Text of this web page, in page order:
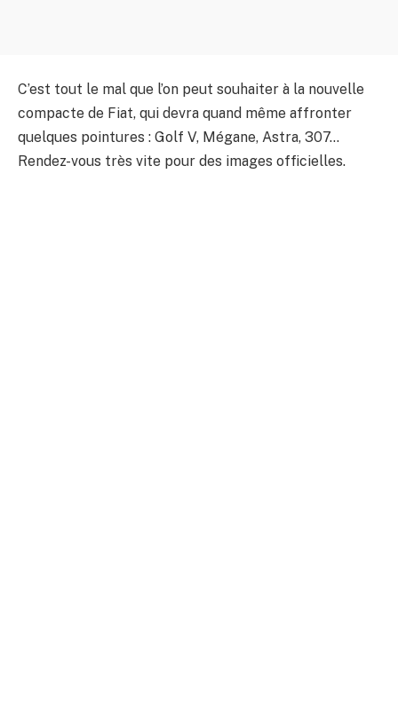
C’est tout le mal que l’on peut souhaiter à la nouvelle
compacte de Fiat, qui devra quand même affronter
quelques pointures : Golf V, Mégane, Astra, 307…
Rendez-vous très vite pour des images officielles.